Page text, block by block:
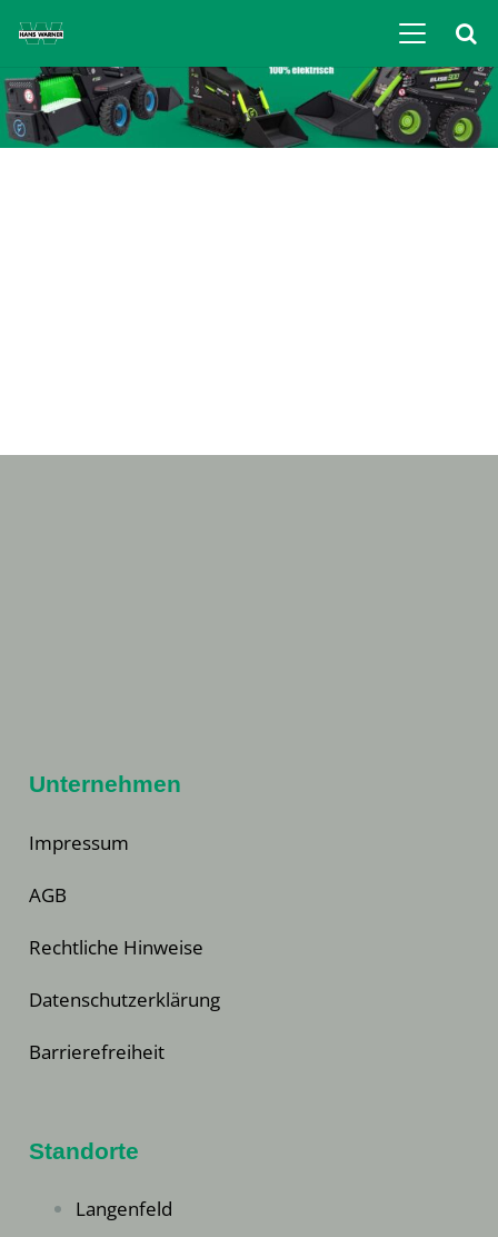
Unternehmen
Impressum
AGB
Rechtliche Hinweise
Datenschutzerklärung
Barrierefreiheit
Standorte
Langenfeld